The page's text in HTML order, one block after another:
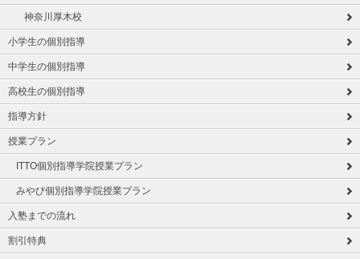
神奈川厚木校
小学生の個別指導
中学生の個別指導
高校生の個別指導
指導方針
授業プラン
ITTO個別指導学院授業プラン
みやび個別指導学院授業プラン
入塾までの流れ
割引特典